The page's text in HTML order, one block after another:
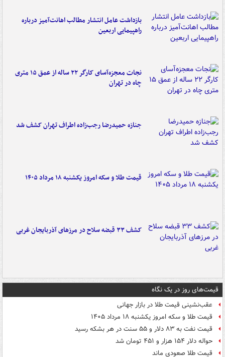
بازداشت عامل انتشار مطالب اهانت‌آمیز درباره
راهپیمایی اربعین
نجات معجزه‌آسای کارگر ۲۲ ساله از عمق ۱۵ متری
چاه در تهران
جنازه حمیدرضا رجب‌زاده اطراف تهران کشف شد
قیمت طلا و سکه امروز یکشنبه ۱۸ مرداد ۱۴۰۵
کشف ۳۳ قبضه سلاح در مرزهای آذربایجان غربی
قیمت‌های روز در یک نگاه
عقب‌نشینی قیمت طلا در بازار جهانی
قیمت طلا و سکه امروز یکشنبه ۱۸ مرداد ۱۴۰۵
قیمت نفت به ۸۳ دلار و ۵۵ سنت در هر بشکه رسید
حواله دلار ۱۵۴ هزار و ۴۵۱ تومان شد
قیمت طلا صعودی ماند